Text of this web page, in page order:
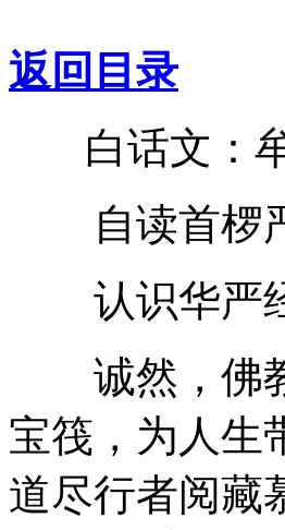
返回目录
白话文：牟
自读首椤严
认识华严经
诚然，佛教
宝筏，为人生
道尽行者阅藏